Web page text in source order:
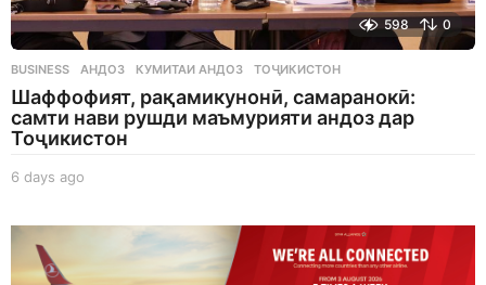
598 0
BUSINESS АНДОЗ ,КУМИТАИ АНДОЗ ,ТОҶИКИСТОН
Шаффофият, рақамикунонӣ, самаранокӣ:
самти нави рушди маъмурияти андоз дар
Тоҷикистон
6 days ago